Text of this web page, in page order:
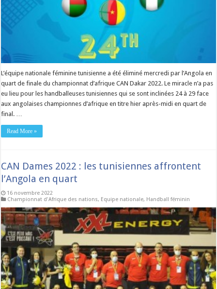
L’équipe nationale féminine tunisienne a été éliminé mercredi par l’Angola en
quart de finale du championnat d’afrique CAN Dakar 2022. Le miracle n’a pas
eu lieu pour les handballeuses tunisiennes qui se sont inclinées 24 à 29 face
aux angolaises championnes d’afrique en titre hier après-midi en quart de
final. …
Read More »
CAN Dames 2022 : les tunisiennes affrontent
l’Angola en quart
16 novembre 2022
Championnat d'Afrique des nations, Equipe nationale, Handball féminin